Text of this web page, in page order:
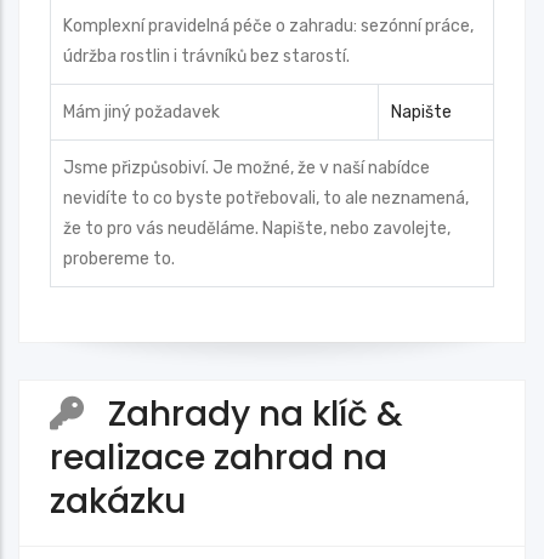
Komplexní pravidelná péče o zahradu: sezónní práce,
údržba rostlin i trávníků bez starostí.
Mám jiný požadavek Napište
Jsme přizpůsobiví. Je možné, že v naší nabídce
nevidíte to co byste potřebovali, to ale neznamená,
že to pro vás neuděláme. Napište, nebo zavolejte,
probereme to.
Zahrady na klíč &
realizace zahrad na
zakázku